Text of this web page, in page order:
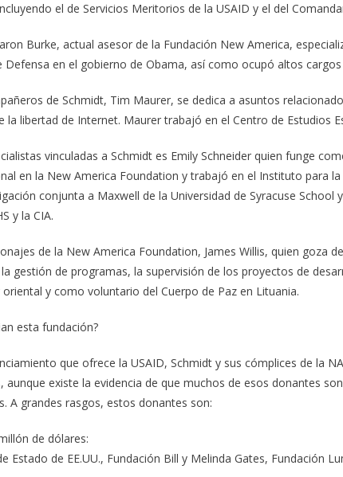
el de Servicios Meritorios de la USAID y el del
Burke, actual asesor de la Fundación New America,
Defensa en el gobierno de Obama, así como ocupó altos
de Schmidt, Tim Maurer, se dedica a asuntos
la libertad de Internet. Maurer trabajó en el Centro de Estudios
vinculadas a Schmidt es Emily Schneider quien funge
en la New America Foundation y trabajó en el Instituto para
conjunta a Maxwell de la Universidad de Syracuse
y la CIA.
de la New America Foundation, James Willis, quien goza
gestión de programas, la supervisión de los proyectos de
oriental y como voluntario del Cuerpo de Paz en Lituania.
esta fundación?
que ofrece la USAID, Schmidt y sus cómplices de la
aunque existe la evidencia de que muchos de esos donantes
A grandes rasgos, estos donantes son:
de dólares:
Estado de EE.UU., Fundación Bill y Melinda Gates, Fundación